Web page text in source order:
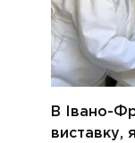
В Івано-
виставку,